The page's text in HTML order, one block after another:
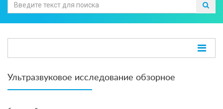
Ультразвуковое исследование обзорное